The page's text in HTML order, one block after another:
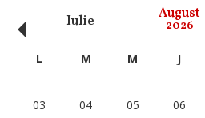
Iulie August
2026
‹ L M M J
03
04 05 06